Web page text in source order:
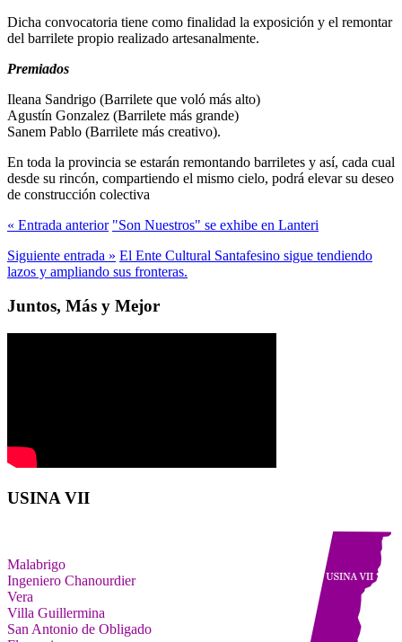
Dicha convocatoria tiene como finalidad la exposición y el remontar
del barrilete propio realizado artesanalmente.
Premiados
Ileana Sandrigo (Barrilete que voló más alto)
Agustín Gonzalez (Barrilete más grande)
Sanem Pablo (Barrilete más creativo).
En toda la provincia se estarán remontando barriletes y así, cada cual
desde su rincón, compartiendo el mismo cielo, podrá elevar su deseo
de construcción colectiva
« Entrada anterior "Son Nuestros" se exhibe en Lanteri
Siguiente entrada » El Ente Cultural Santafesino sigue tendiendo
lazos y ampliando sus fronteras.
Juntos, Más y Mejor
USINA VII
Malabrigo
Ingeniero Chanourdier
Vera
Villa Guillermina
San Antonio de Obligado